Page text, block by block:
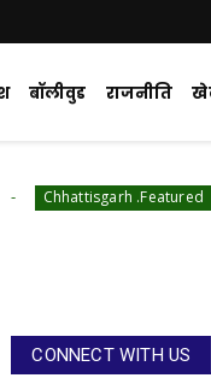
बॉलीवुड राजनीति
उप मुख्यमंत्री अरुण
CONNECT WITH US